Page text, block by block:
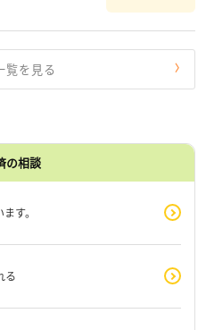
るような日々で
覧を見る
の相談
す。
る